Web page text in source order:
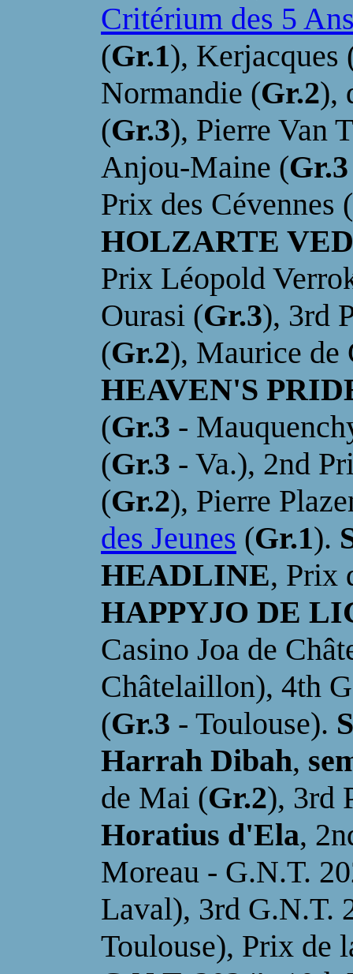
Critérium des 5
(Gr.1), Kerjacques
Normandie (Gr.2),
(Gr.3), Pierre Van
Anjou-Maine (
Prix des Cévennes (
HOLZARTE
Prix Léopold
Ourasi (Gr.3), 3rd
(Gr.2), Maurice de
HEAVEN'S
(Gr.3 -
(Gr.3 - Va.), 2nd
(Gr.2), Pierre
des Jeunes (Gr.1).
HEADLINE, Prix
HAPPYJO DE
Casino Joa de
Châtelaillon), 4th
(Gr.3 - Toulouse).
Harrah Dibah,
de Mai (Gr.2), 3rd
Horatius d'Ela,
Moreau - G.N.T.
Laval), 3rd G.N.T.
Toulouse), Prix de